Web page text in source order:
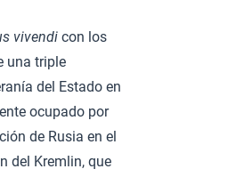
vivendi con los
una triple
del Estado en
ocupado por
de Rusia en el
del Kremlin, que